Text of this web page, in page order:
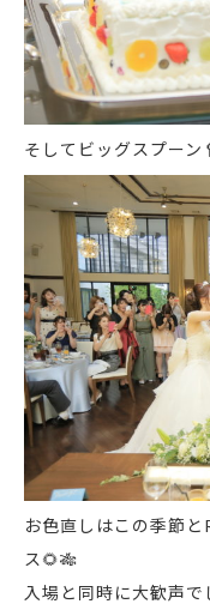
そしてビッグスプーン
お色直しはこの季節
ス 🌻🎋
入場と同時に大歓声で